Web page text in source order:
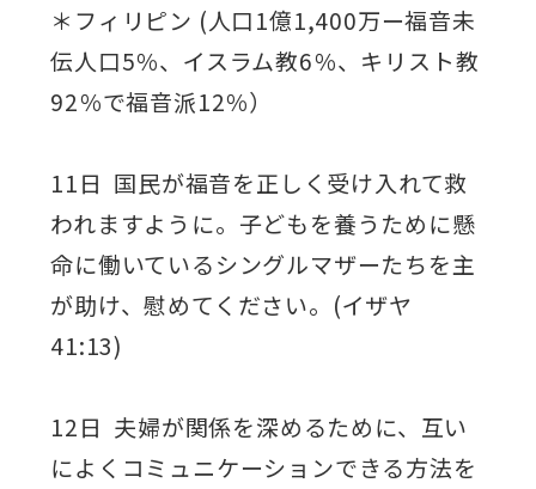
＊フィリピン (人口1億1,400万ー福音未
伝人口5％、イスラム教6％、キリスト教
92％で福音派12％）
11日 国民が福音を正しく受け入れて救
われますように。子どもを養うために懸
命に働いているシングルマザーたちを主
が助け、慰めてください。(イザヤ
41:13)
12日 夫婦が関係を深めるために、互い
によくコミュニケーションできる方法を